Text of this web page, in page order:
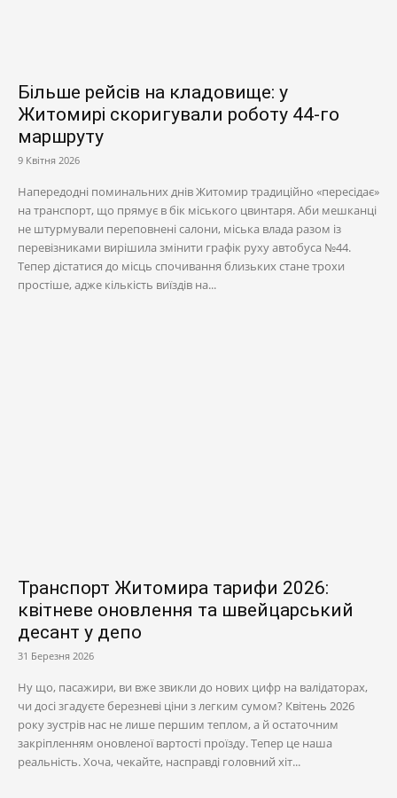
Більше рейсів на кладовище: у
Житомирі скоригували роботу 44-го
маршруту
9 Квітня 2026
Напередодні поминальних днів Житомир традиційно «пересідає»
на транспорт, що прямує в бік міського цвинтаря. Аби мешканці
не штурмували переповнені салони, міська влада разом із
перевізниками вирішила змінити графік руху автобуса №44.
Тепер дістатися до місць спочивання близьких стане трохи
простіше, адже кількість виїздів на...
Транспорт Житомира тарифи 2026:
квітневе оновлення та швейцарський
десант у депо
31 Березня 2026
Ну що, пасажири, ви вже звикли до нових цифр на валідаторах,
чи досі згадуєте березневі ціни з легким сумом? Квітень 2026
року зустрів нас не лише першим теплом, а й остаточним
закріпленням оновленої вартості проїзду. Тепер це наша
реальність. Хоча, чекайте, насправді головний хіт...